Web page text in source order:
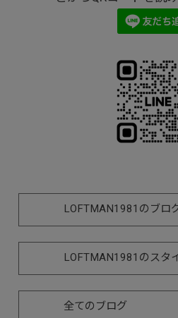
LOFTMAN1981のブロ
LOFTMAN1981のスタ
全てのブログ